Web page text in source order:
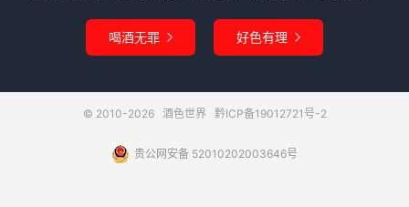
喝酒无罪  好色有理 
© 2010-2026 酒色世界 黔ICP备19012721号-2
贵公网安备 52010202003646号